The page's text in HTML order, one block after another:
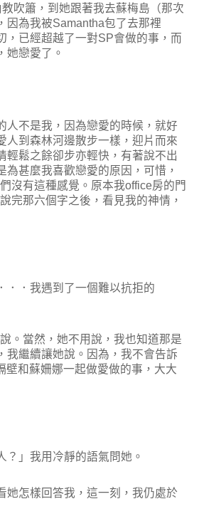
吹簫，到她跟著我去蘇梅島（那次
因為我被Samantha包了去那裡
，已經超越了一對SP會做的事，而
她戀愛了。
人不是我，因為戀愛的時候，就好
人到森林河邊散步一樣，迎片而來
輕鬆之餘卻步亦輕快，有著說不出
為甚麼我喜歡戀愛的原因，可惜，
沒有這種感覺。原本我office房的門
完那六個字之後，看見我的神情，
．．我遇到了一個難以抗拒的
。當然，她不用說，我也知道那是
我繼續讓她說。因為，我不會告訴
壁和蘇姍娜一起做愛做的事，大大
？」我用冷靜的語氣問她。
她怎樣回答我，這一刻，我仍處於